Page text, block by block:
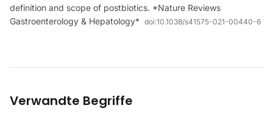
definition and scope of postbiotics. *Nature Reviews
Gastroenterology & Hepatology* doi:10.1038/s41575-021-00440-6
Verwandte Begriffe